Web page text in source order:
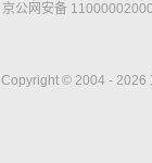
京公网安备
Copyright © 2004 - 2026